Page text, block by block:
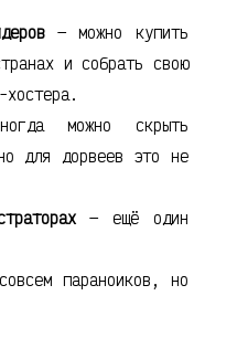
— можно купить
и собрать свою
можно скрыть
для дорвеев это не
— ещё один
параноиков, но